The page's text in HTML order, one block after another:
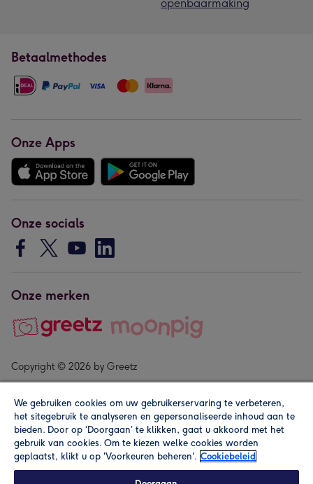
openbaarmaking
Betaalmethodes
Onze Apps
Onze socials
Onze merken
Copyright © 2026 by Greetz
Alle prijzen zijn inclusief btw en andere heffingen. Lees de
We gebruiken cookies om uw gebruikerservaring te verbeteren,
het sitegebruik te analyseren en gepersonaliseerde inhoud aan te
bieden. Door op ‘Doorgaan’ te klikken, gaat u akkoord met het
gebruik van cookies. Om te kiezen welke cookies worden
geplaatst, klikt u op 'Voorkeuren beheren'. Cookiebeleid